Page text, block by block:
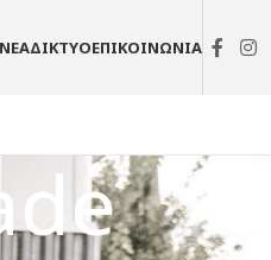
ΝΕΑΔΙΚΤΥΟΕΠΙΚΟΙΝΩΝΙΑ